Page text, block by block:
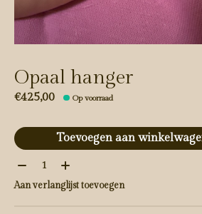
Opaal hanger
€425,00 Op voorraad
Toevoegen aan
Aantal:
Aan verlanglijst toevoegen